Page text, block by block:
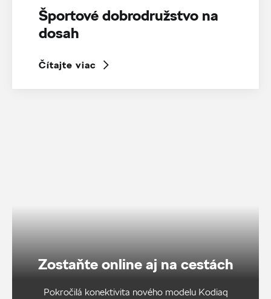
Športové dobrodružstvo na
dosah
Čítajte viac
Zostaňte online aj na cestách
Pokročilá konektivita nového modelu Kodiaq